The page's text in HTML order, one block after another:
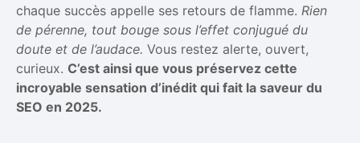
chaque succès appelle ses retours de flamme. Rien
de pérenne, tout bouge sous l’effet conjugué du
doute et de l’audace. Vous restez alerte, ouvert,
curieux. C’est ainsi que vous préservez cette
incroyable sensation d’inédit qui fait la saveur du
SEO en 2025.